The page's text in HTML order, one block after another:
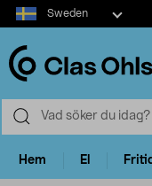
Select
market
Sweden
Hem El